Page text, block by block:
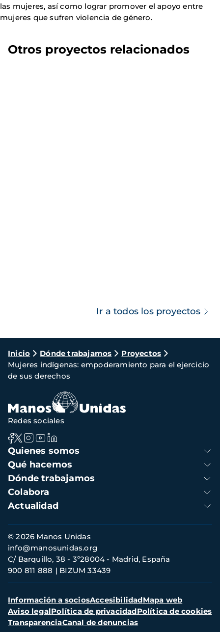
las mujeres, así como lograr promover el apoyo entre
mujeres que sufren violencia de género.
Otros proyectos relacionados
Ir a todos los proyectos
Ruta
de
navegación
Inicio Dónde trabajamos
Proyectos
Mujeres indígenas: empoderamiento para el ejercicio
de sus derechos
Navegación
principal
Quienes somos
Qué hacemos
Dónde trabajamos
Colabora
Actualidad
Redes sociales
Información
de
contacto
© 2026 Manos Unidas
C/ Barquillo, 38 - 3º28004 - Madrid, España
900 811 888
BIZUM 33439
info@manosunidas.org
Menú
secundario
Información a sociosAccesibilidadMapa web
Aviso legalPolítica de privacidadPolítica de cookies
TransparenciaCanal de denuncias